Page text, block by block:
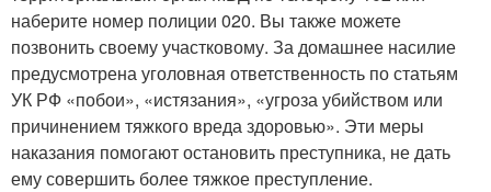
наберите номер полиции 020. Вы также можете
позвонить своему участковому. За домашнее насилие
предусмотрена уголовная ответственность по статьям
УК РФ «побои», «истязания», «угроза убийством или
причинением тяжкого вреда здоровью». Эти меры
наказания помогают остановить преступника, не дать
ему совершить более тяжкое преступление.